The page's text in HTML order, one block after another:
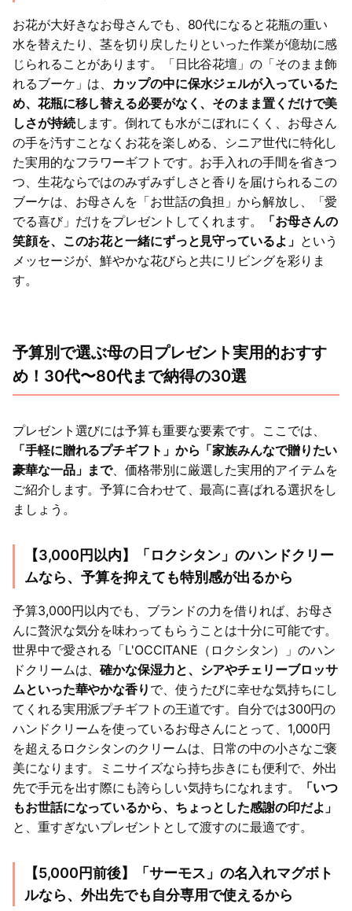
お花が大好きなお母さんでも、80代になると花瓶の重い
水を替えたり、茎を切り戻したりといった作業が億劫に感
じられることがあります。「日比谷花壇」の「そのまま飾
れるブーケ」は、 カップの中に保水ジェルが入っているた
め、花瓶に移し替える必要がなく、そのまま置くだけで美
しさが持続します。倒れても水がこぼれにくく、お母さん
の手を汚すことなくお花を楽しめる、シニア世代に特化し
た実用的なフラワーギフトです。お手入れの手間を省きつ
つ、生花ならではのみずみずしさと香りを届けられるこの
ブーケは、お母さんを「お世話の負担」から解放し、「愛
でる喜び」だけをプレゼントしてくれます。
「お母さんの
笑顔を、このお花と一緒にずっと見守っているよ」 という
メッセージが、鮮やかな花びらと共にリビングを彩りま
す。
予算別で選ぶ母の日プレゼント実用的おすす
め！30代〜80代まで納得の30選
プレゼント選びには予算も重要な要素です。ここでは、
「手軽に贈れるプチギフト」から「家族みんなで贈りたい
豪華な一品」まで、価格帯別に厳選した実用的アイテムを
ご紹介します。予算に合わせて、最高に喜ばれる選択をし
ましょう。
【3,000円以内】「ロクシタン」のハンドクリー
ムなら、予算を抑えても特別感が出るから
予算3,000円以内でも、ブランドの力を借りれば、お母さ
んに贅沢な気分を味わってもらうことは十分に可能です。
世界中で愛される「L'OCCITANE（ロクシタン）」のハン
ドクリームは、確かな保湿力と、シアやチェリーブロッサ
ムといった華やかな香り で、使うたびに幸せな気持ちにし
てくれる実用派プチギフトの王道です。自分では300円の
ハンドクリームを使っているお母さんにとって、1,000円
を超えるロクシタンのクリームは、日常の中の小さなご褒
美になります。ミニサイズなら持ち歩きにも便利で、外出
先で手元を出す際にも誇らしい気持ちになれます。
「いつ
もお世話になっているから、ちょっとした感謝の印だよ」
と、重すぎないプレゼントとして渡すのに最適です。
【5,000円前後】「サーモス」の名入れマグボト
ルなら、外出先でも自分専用で使えるから